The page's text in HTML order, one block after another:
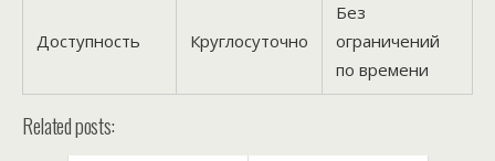
Доступность Круглосуточно
Без
ограничений
по времени
Related posts: